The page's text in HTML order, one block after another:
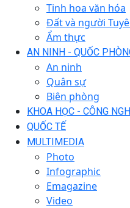
Tinh hoa văn hóa
Đất và người
Ẩm thực
AN NINH - QUỐC
An ninh
Quân sự
Biên phòng
KHOA HỌC - CÔNG
QUỐC TẾ
MULTIMEDIA
Photo
Infographic
Emagazine
Video